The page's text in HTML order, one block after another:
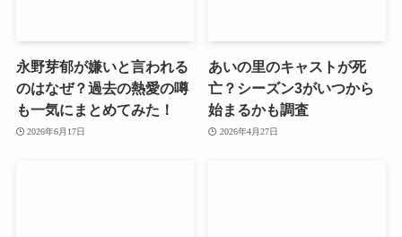
永野芽郁が嫌いと言われる
のはなぜ？過去の熱愛の噂
も一気にまとめてみた！
2026年6月17日
あいの里のキャストが死
亡？シーズン3がいつから
始まるかも調査
2026年4月27日